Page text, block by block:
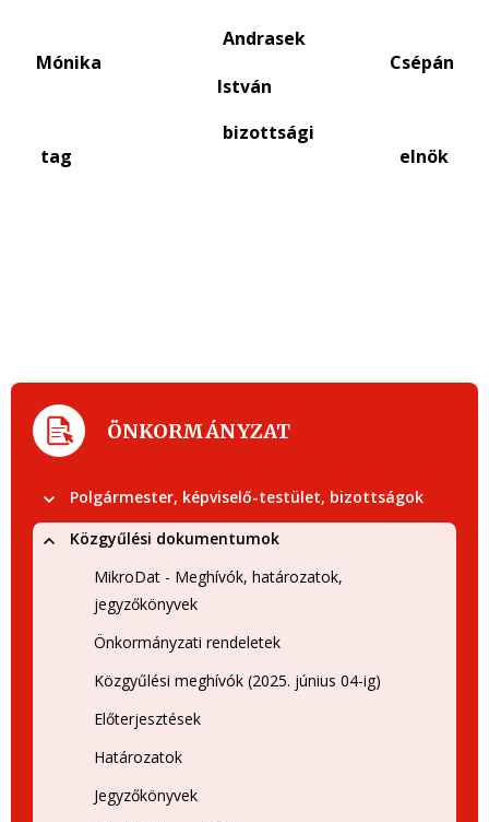
Andrasek
Mónika Csépán
István
bizottsági
tag elnök
ÖNKORMÁNYZAT
Polgármester, képviselő-testület, bizottságok
Közgyűlési dokumentumok
MikroDat - Meghívók, határozatok,
jegyzőkönyvek
Önkormányzati rendeletek
Közgyűlési meghívók (2025. június 04-ig)
Előterjesztések
Határozatok
Jegyzőkönyvek